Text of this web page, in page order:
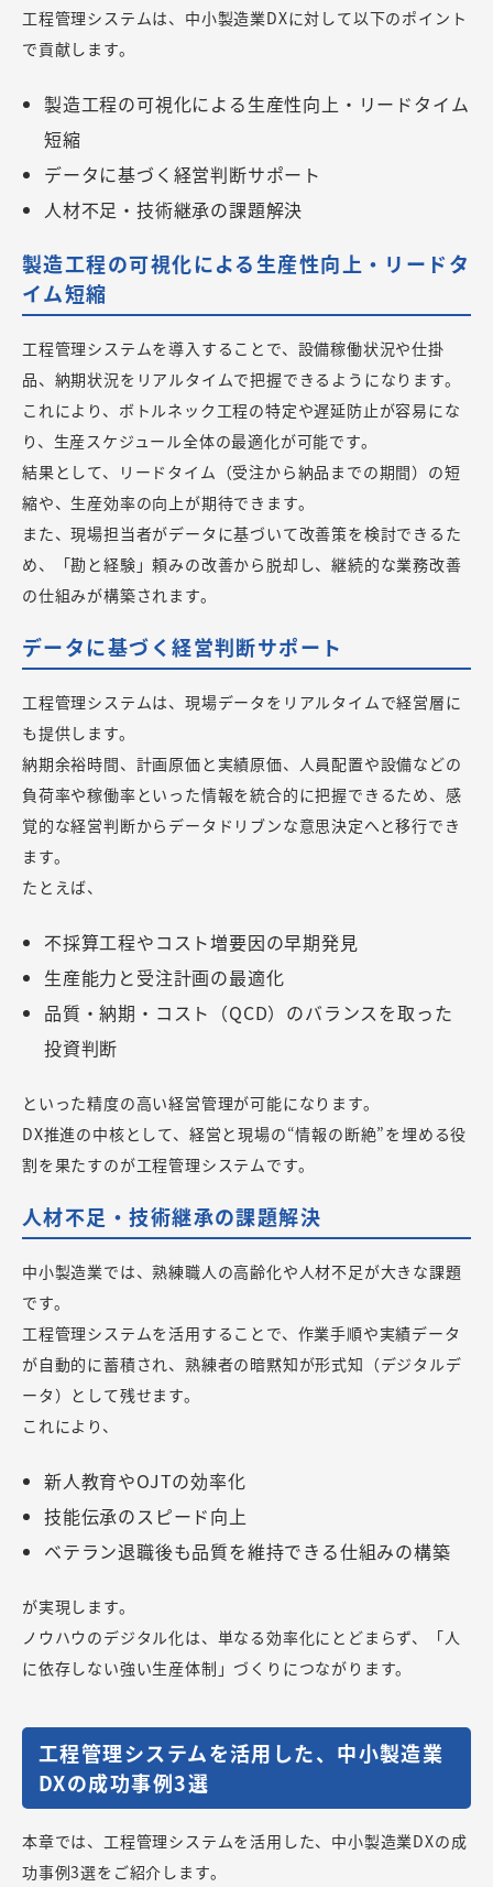
工程管理システムは、中小製造業DXに対して以下のポイント
で貢献します。
製造工程の可視化による生産性向上・リードタイム
短縮
データに基づく経営判断サポート
人材不足・技術継承の課題解決
製造工程の可視化による生産性向上・リードタ
イム短縮
工程管理システムを導入することで、設備稼働状況や仕掛
品、納期状況をリアルタイムで把握できるようになります。
これにより、ボトルネック工程の特定や遅延防止が容易にな
り、生産スケジュール全体の最適化が可能です。
結果として、リードタイム（受注から納品までの期間）の短
縮や、生産効率の向上が期待できます。
また、現場担当者がデータに基づいて改善策を検討できるた
め、「勘と経験」頼みの改善から脱却し、継続的な業務改善
の仕組みが構築されます。
データに基づく経営判断サポート
工程管理システムは、現場データをリアルタイムで経営層に
も提供します。
納期余裕時間、計画原価と実績原価、人員配置や設備などの
負荷率や稼働率といった情報を統合的に把握できるため、感
覚的な経営判断からデータドリブンな意思決定へと移行でき
ます。
たとえば、
不採算工程やコスト増要因の早期発見
生産能力と受注計画の最適化
品質・納期・コスト（QCD）のバランスを取った
投資判断
といった精度の高い経営管理が可能になります。
DX推進の中核として、経営と現場の“情報の断絶”を埋める役
割を果たすのが工程管理システムです。
人材不足・技術継承の課題解決
中小製造業では、熟練職人の高齢化や人材不足が大きな課題
です。
工程管理システムを活用することで、作業手順や実績データ
が自動的に蓄積され、熟練者の暗黙知が形式知（デジタルデ
ータ）として残せます。
これにより、
新人教育やOJTの効率化
技能伝承のスピード向上
ベテラン退職後も品質を維持できる仕組みの構築
が実現します。
ノウハウのデジタル化は、単なる効率化にとどまらず、「人
に依存しない強い生産体制」づくりにつながります。
工程管理システムを活用した、中小製造業
DXの成功事例3選
本章では、工程管理システムを活用した、中小製造業DXの成
功事例3選をご紹介します。